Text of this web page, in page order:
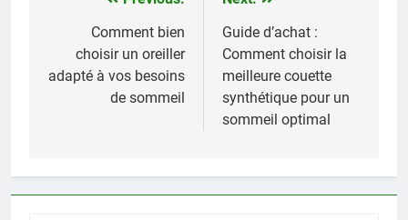
l’article
Comment bien
choisir un oreiller
adapté à vos besoins
de sommeil
Guide d’achat :
Comment choisir la
meilleure couette
synthétique pour un
sommeil optimal